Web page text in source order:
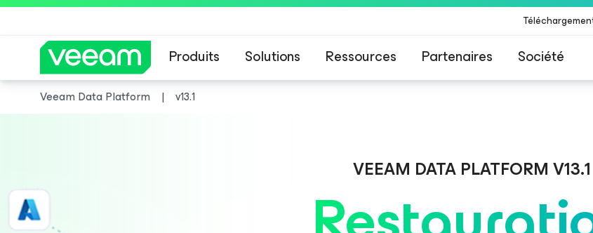
Produits Solutions Ressources Partenaires Société
Veeam Data Platform v13.1
VEEAM DATA PLATFORM V13.1